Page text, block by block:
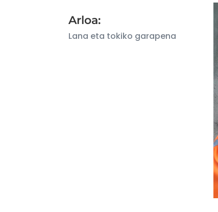
Arloa:
Lana eta tokiko garapena